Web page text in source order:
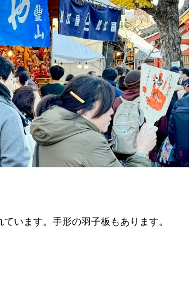
います。手形の羽子板もあります。